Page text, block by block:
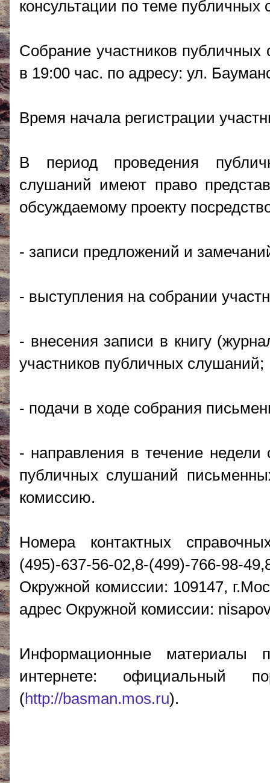
консультации по теме публичных
Собрание участников публичных
в 19:00 час. по адресу: ул.
Время начала регистрации
В период проведения
слушаний имеют право
обсуждаемому проекту
- записи предложений и
- выступления на собрании
- внесения записи в книгу
участников публичных слушаний;
- подачи в ходе собрания
- направления в течение недели
публичных слушаний
комиссию.
Номера контактных
(495)-637-56-02,8-(499)-766-
Окружной комиссии: 109147,
адрес Окружной комиссии:
Информационные
интернете: официальный
(http://basman.mos.ru).